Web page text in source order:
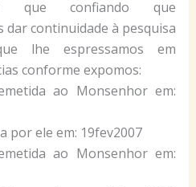
que confiando que
dar continuidade à pesquisa
lhe espressamos em
conforme expomos:
ao Monsenhor em:
por ele em: 19fev2007
ao Monsenhor em: